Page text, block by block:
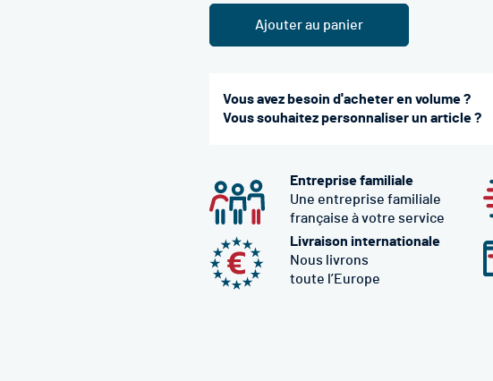
Ajouter au panier
Vous avez besoin d'acheter en volume ?
Vous souhaitez personnaliser un article ?
Entreprise familiale
Une entreprise familiale
française à votre service
Livraison internationale
Nous livrons
toute l’Europe